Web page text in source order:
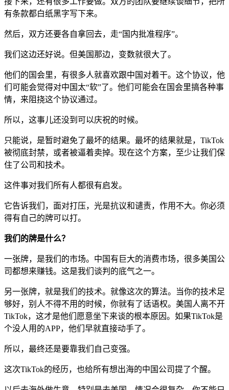
有条款都白纸黑字写下来。
然后，双方还要各自拿回去，走“国内批准程序”。
我们这边还好说。但美国那边，变数就很大了。
他们的国会里，有很多人就喜欢跟中国对着干。这个协议，他
们可能会觉得对中国太“软”了。他们可能会在国会里搞各种事
情，来阻挠这个协议通过。
所以，这事儿还没到可以庆祝的时候。
只能说，是暂时避免了最坏的结果。最坏的结果就是，TikTok
被彻底封禁，或者被逼着卖掉。现在这个方案，至少让我们保
住了公司和技术。
这件事对我们所有人都很有启发。
它告诉我们，面对打压，光是抗议和谴责，作用不大。你必须
得有自己的牌可以打。
我们的牌是什么？
一张牌，是我们的市场。中国有巨大的消费市场，很多美国公
司都想来赚钱。这是我们谈判的底气之一。
另一张牌，就是我们的技术。就像这次的算法。当你的技术足
够好，别人不得不用的时候，你就有了话语权。美国人离不开
TikTok，这才是他们愿意坐下来谈的根本原因。如果TikTok是
个没人用的APP，他们早就直接动手了。
所以，最终还是要靠我们自己变强。
这次TikTok的经历，也给所有想出海的中国公司提了个醒。